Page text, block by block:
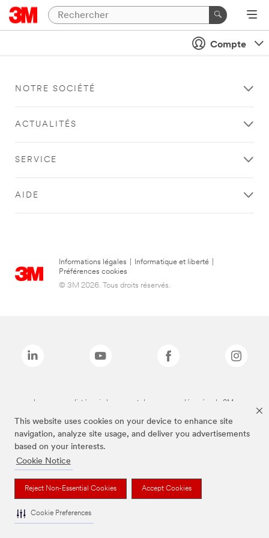
This website uses cookies on your device to enhance site
navigation, analyze site usage, and deliver you advertisements
based on your interests.
Cookie Notice
Reject Non-Essential Cookies Accept Cookies
Cookie Preferences
Compte
NOTRE SOCIÉTÉ
ACTUALITÉS
SERVICE
AIDE
Informations légales Informatique et liberté
Préférences cookies
© 3M 2026. Tous droits réservés.
Les marques listées ci-dessus sont des marques déposées de 3M.